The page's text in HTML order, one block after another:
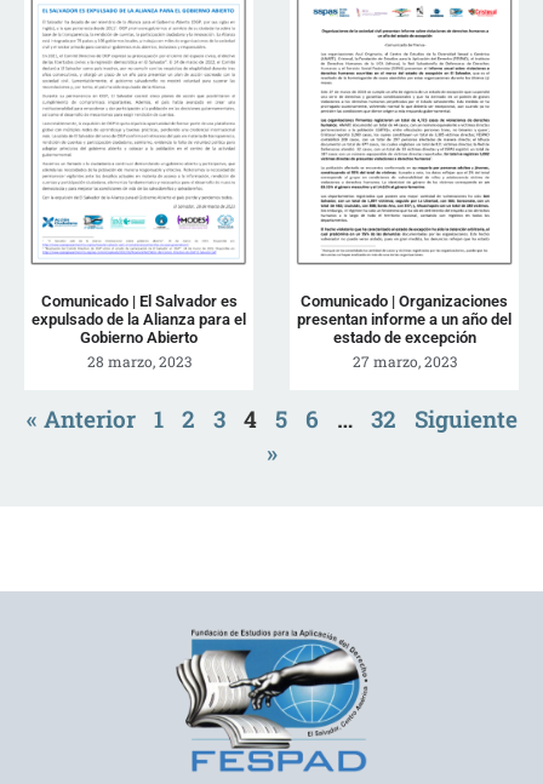
Comunicado | El Salvador es
expulsado de la Alianza para el
Gobierno Abierto
28 marzo, 2023
Comunicado | Organizaciones
presentan informe a un año del
estado de excepción
27 marzo, 2023
« Anterior 1 2 3 4 5 6 … 32
Siguiente
»